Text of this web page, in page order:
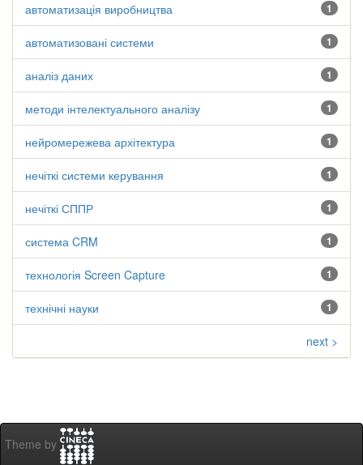
1
автоматизація виробництва
1
автоматизовані системи
1
аналіз даних
1
методи інтелектуального аналізу
1
нейромережева архітектура
1
нечіткі системи керування
1
нечіткі СППР
1
система CRM
1
технологія Screen Capture
1
технічні науки
next >
Theme by